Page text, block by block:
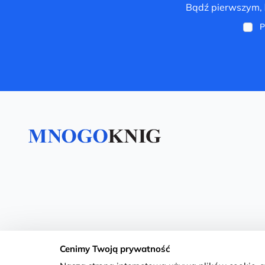
Bądź
Cenimy Twoją prywatność